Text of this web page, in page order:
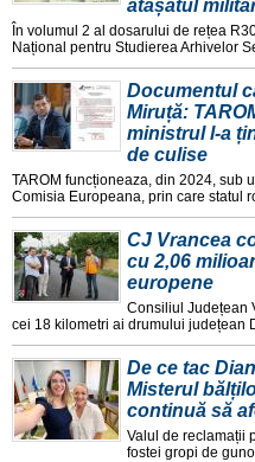
atașatul
În volumul 2 al dosarului de rețea
Național pentru Studierea Arhivelor
Documentul
Miruță:
ministrul l-a
de culise
TAROM funcționeaza, din 2024, sub
Comisia Europeana, prin care statul
CJ Vrancea
cu 2,06
europene
Consiliul Județean
cei 18 kilometri ai drumului județean
De ce tac
Misterul
continuă să
Valul de reclamații
fostei gropi de